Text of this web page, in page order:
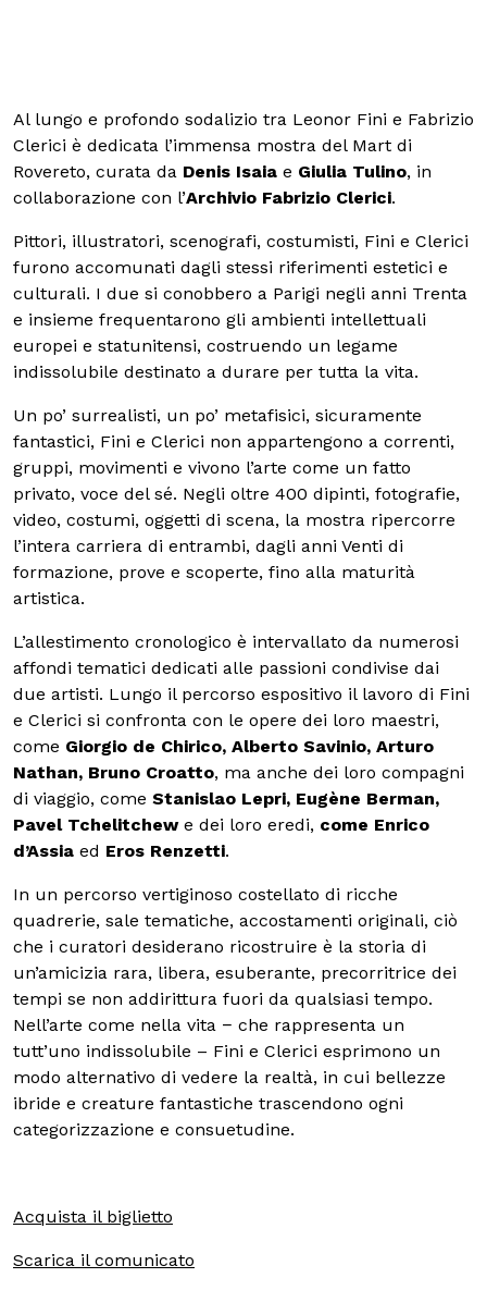
Al lungo e profondo sodalizio tra Leonor Fini e Fabrizio
Clerici è dedicata l’immensa mostra del Mart di
Rovereto, curata da Denis Isaia e Giulia Tulino, in
collaborazione con l’Archivio Fabrizio Clerici.
Pittori, illustratori, scenografi, costumisti, Fini e Clerici
furono accomunati dagli stessi riferimenti estetici e
culturali. I due si conobbero a Parigi negli anni Trenta
e insieme frequentarono gli ambienti intellettuali
europei e statunitensi, costruendo un legame
indissolubile destinato a durare per tutta la vita.
Un po’ surrealisti, un po’ metafisici, sicuramente
fantastici, Fini e Clerici non appartengono a correnti,
gruppi, movimenti e vivono l’arte come un fatto
privato, voce del sé. Negli oltre 400 dipinti, fotografie,
video, costumi, oggetti di scena, la mostra ripercorre
l’intera carriera di entrambi, dagli anni Venti di
formazione, prove e scoperte, fino alla maturità
artistica.
L’allestimento cronologico è intervallato da numerosi
affondi tematici dedicati alle passioni condivise dai
due artisti. Lungo il percorso espositivo il lavoro di Fini
e Clerici si confronta con le opere dei loro maestri,
come Giorgio de Chirico, Alberto Savinio, Arturo
Nathan, Bruno Croatto, ma anche dei loro compagni
di viaggio, come Stanislao Lepri, Eugène Berman,
Pavel Tchelitchew e dei loro eredi, come Enrico
d’Assia ed Eros Renzetti.
In un percorso vertiginoso costellato di ricche
quadrerie, sale tematiche, accostamenti originali, ciò
che i curatori desiderano ricostruire è la storia di
un’amicizia rara, libera, esuberante, precorritrice dei
tempi se non addirittura fuori da qualsiasi tempo.
Nell’arte come nella vita − che rappresenta un
tutt’uno indissolubile – Fini e Clerici esprimono un
modo alternativo di vedere la realtà, in cui bellezze
ibride e creature fantastiche trascendono ogni
categorizzazione e consuetudine.
Acquista il biglietto
Scarica il comunicato